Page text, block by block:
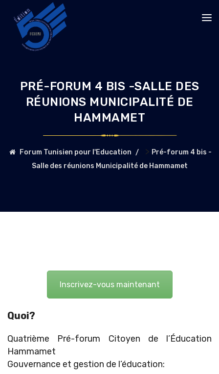
PRÉ-FORUM 4 BIS -SALLE DES
RÉUNIONS MUNICIPALITÉ DE
HAMMAMET
Forum Tunisien pour l'Education > Pré-forum 4 bis -
Salle des réunions Municipalité de Hammamet
Inscrivez-vous maintenant
Quoi?
Quatrième Pré-forum Citoyen de l’Éducation
Hammamet
Gouvernance et gestion de l’éducation: